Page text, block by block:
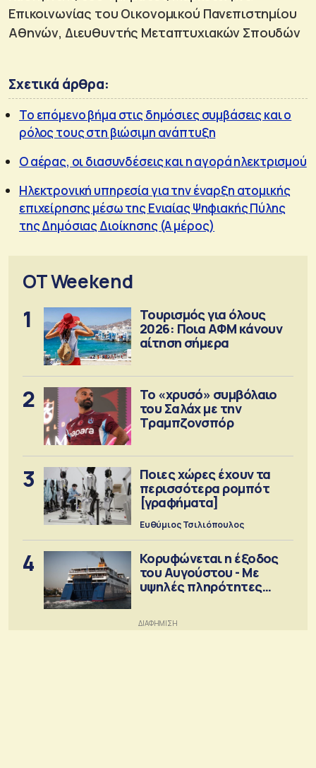
Επικοινωνίας του Οικονομικού Πανεπιστημίου
Αθηνών, Διευθυντής Μεταπτυχιακών Σπουδών
Σχετικά άρθρα:
Το επόμενο βήμα στις δημόσιες συμβάσεις και ο
ρόλος τους στη βιώσιμη ανάπτυξη
Ο αέρας, οι διασυνδέσεις και η αγορά ηλεκτρισμού
Ηλεκτρονική υπηρεσία για την έναρξη ατομικής
επιχείρησης μέσω της Ενιαίας Ψηφιακής Πύλης
της Δημόσιας Διοίκησης (Α μέρος)
OT Weekend
1
Τουρισμός για όλους
2026: Ποια ΑΦΜ κάνουν
αίτηση σήμερα
2
Το «χρυσό» συμβόλαιο
του Σαλάχ με την
Τραμπζονσπόρ
3
Ποιες χώρες έχουν τα
περισσότερα ρομπότ
[γραφήματα]
Ευθύμιος Τσιλιόπουλος
4
Κορυφώνεται η έξοδος
του Αυγούστου - Με
υψηλές πληρότητες